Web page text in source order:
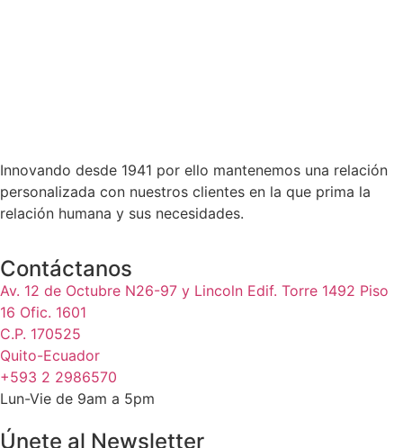
Innovando desde 1941 por ello mantenemos una relación
personalizada con nuestros clientes en la que prima la
relación humana y sus necesidades.
Contáctanos
Av. 12 de Octubre N26-97 y Lincoln Edif. Torre 1492 Piso
16 Ofic. 1601
C.P. 170525
Quito-Ecuador
+593 2 2986570
Lun-Vie de 9am a 5pm
Únete al Newsletter